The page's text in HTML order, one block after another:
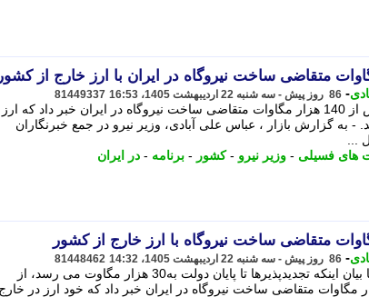
- 86 روز پیش - سه شنبه 22 اردیبهشت 1405، 16:53 81449337
وزیر نیرو از وجود بیش از 140 هزار مگاوات متقاضی ساخت نیروگاه در ایران خبر داد که ارز
- به گزارش بازار ، عباس علی آبادی، وزیر نیرو در جمع خبرنگاران
...
های فسیلی - وزیر نیرو -کشور - برنامه - در ایران
- 86 روز پیش - سه شنبه 22 اردیبهشت 1405، 14:32 81448462
علی آبادی وزیر نیرو با بیان اینکه تجدیدپذیرها تا پایان دولت به30 هزار مگاوت می رسد، از
بیش از 140 هزار مگاوات متقاضی ساخت نیروگاه در ایران خبر داد که خود ارز در خارج